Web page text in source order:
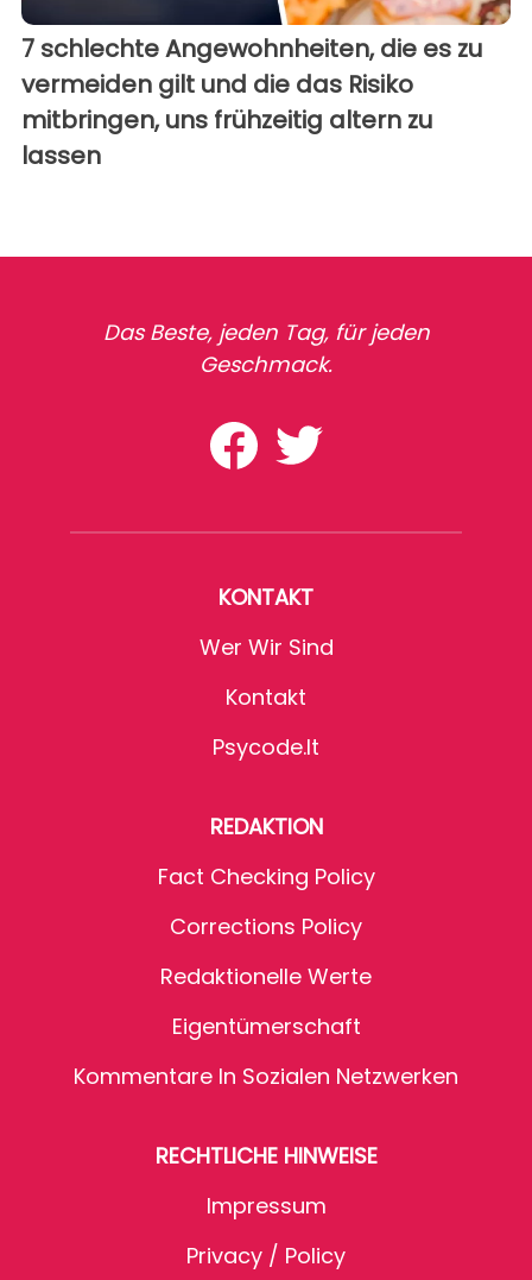
7 schlechte Angewohnheiten, die es zu
vermeiden gilt und die das Risiko
mitbringen, uns frühzeitig altern zu
lassen
Das Beste, jeden Tag, für jeden
Geschmack.
KONTAKT
Wer Wir Sind
Kontakt
Psycode.it
REDAKTION
Fact Checking Policy
Corrections Policy
Redaktionelle Werte
Eigentümerschaft
Kommentare In Sozialen Netzwerken
RECHTLICHE HINWEISE
Impressum
Privacy / Policy